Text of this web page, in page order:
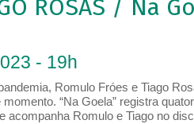
ROSAS / Na
- 19h
Romulo Fróes e Tiago
“Na Goela” registra
acompanha Romulo e Tiago no